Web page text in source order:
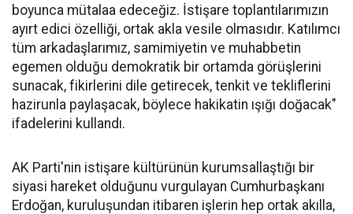
boyunca mütalaa edeceğiz. İstişare toplantılarımızın
ayırt edici özelliği, ortak akla vesile olmasıdır. Katılımcı
tüm arkadaşlarımız, samimiyetin ve muhabbetin
egemen olduğu demokratik bir ortamda görüşlerini
sunacak, fikirlerini dile getirecek, tenkit ve tekliflerini
hazirunla paylaşacak, böylece hakikatin ışığı doğacak"
ifadelerini kullandı.
AK Parti'nin istişare kültürünün kurumsallaştığı bir
siyasi hareket olduğunu vurgulayan Cumhurbaşkanı
Erdoğan, kuruluşundan itibaren işlerin hep ortak akılla,